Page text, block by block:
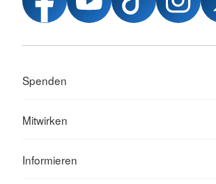
Spenden
Mitwirken
Informieren